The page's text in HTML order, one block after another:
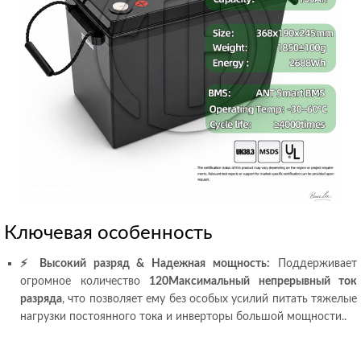
Ключевая особенность
⚡ Высокий разряд & Надежная мощность: Поддерживает
огромное количество 120Максимальный непрерывный ток
разряда, что позволяет ему без особых усилий питать тяжелые
нагрузки постоянного тока и инверторы большой мощности..